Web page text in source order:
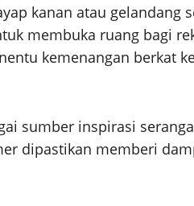
kanan atau gelandang
membuka ruang bagi
kemenangan berkat
sumber inspirasi
dipastikan memberi